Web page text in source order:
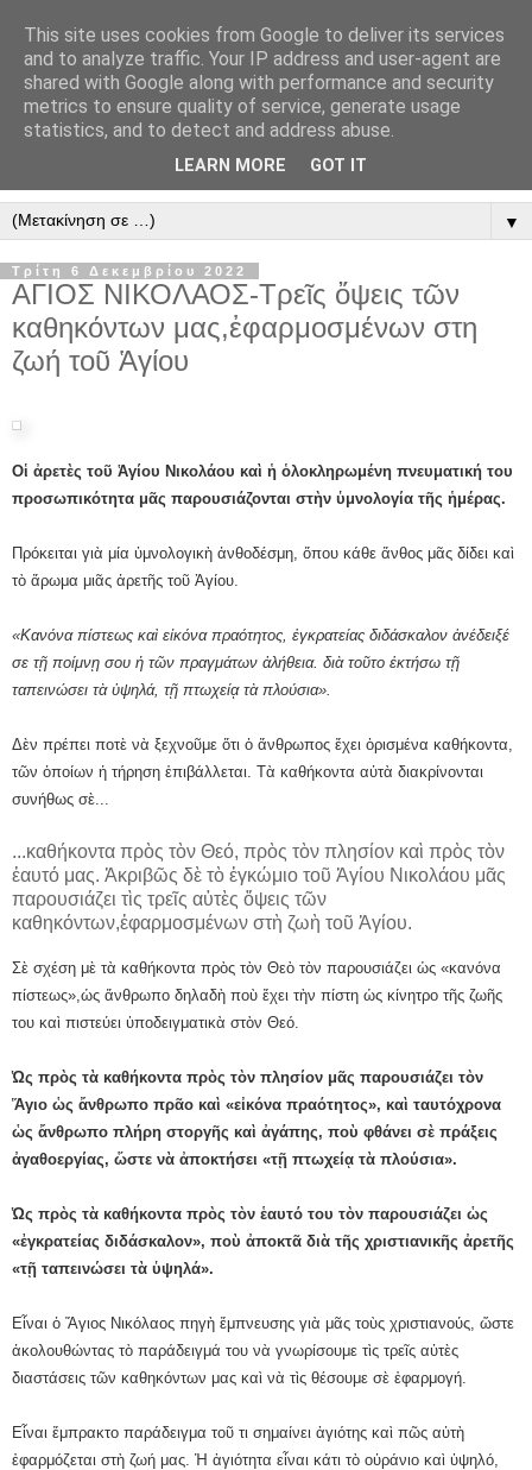
" Εξομολογεῖσθε τῶ Κυρίῳ
"
ὃτι ἀγαθός, ὃτι εἰς τόν αἰῶνα τό ἔλεος αὐτοῦ. Αλληλούϊα.
▼
Τρίτη 6 Δεκεμβρίου 2022
ΑΓΙΟΣ ΝΙΚΟΛΑΟΣ-Τρεῖς ὄψεις τῶν
καθηκόντων μας,ἐφαρμοσμένων στη
ζωή τοῦ Ἁγίου
Οἱ ἀρετὲς τοῦ Ἁγίου Νικολάου καὶ ἡ ὁλοκληρωμένη πνευματική του
προσωπικότητα μᾶς παρουσιάζονται στὴν ὑμνολογία τῆς ἡμέρας.
Πρόκειται γιὰ μία ὑμνολογικὴ ἀνθοδέσμη, ὅπου κάθε ἄνθος μᾶς δίδει καὶ
τὸ ἄρωμα μιᾶς ἀρετῆς τοῦ Ἁγίου.
«Κανόνα πίστεως καὶ εἰκόνα πραότητος, ἐγκρατείας διδάσκαλον ἀνέδειξέ
σε τῇ ποίμνῃ σου ἡ τῶν πραγμάτων ἀλήθεια. διὰ τοῦτο ἐκτήσω τῇ
ταπεινώσει τὰ ὑψηλά, τῇ πτωχείᾳ τὰ πλούσια».
Δὲν πρέπει ποτὲ νὰ ξεχνοῦμε ὅτι ὁ ἄνθρωπος ἔχει ὁρισμένα καθήκοντα,
τῶν ὁποίων ἡ τήρηση ἐπιβάλλεται. Τὰ καθήκοντα αὐτὰ διακρίνονται
συνήθως σὲ...
...καθήκοντα πρὸς τὸν Θεό, πρὸς τὸν πλησίον καὶ πρὸς τὸν
ἑαυτό μας. Ἀκριβῶς δὲ τὸ ἐγκώμιο τοῦ Ἁγίου Νικολάου μᾶς
παρουσιάζει τὶς τρεῖς αὐτὲς ὄψεις τῶν
καθηκόντων,ἐφαρμοσμένων στὴ ζωὴ τοῦ Ἁγίου.
Σὲ σχέση μὲ τὰ καθήκοντα πρὸς τὸν Θεὸ τὸν παρουσιάζει ὡς «κανόνα
πίστεως»,ὡς ἄνθρωπο δηλαδὴ ποὺ ἔχει τὴν πίστη ὡς κίνητρο τῆς ζωῆς
του καὶ πιστεύει ὑποδειγματικὰ στὸν Θεό.
Ὡς πρὸς τὰ καθήκοντα πρὸς τὸν πλησίον μᾶς παρουσιάζει τὸν
Ἅγιο ὡς ἄνθρωπο πρᾶο καὶ «εἰκόνα πραότητος», καὶ ταυτόχρονα
ὡς ἄνθρωπο πλήρη στοργῆς καὶ ἀγάπης, ποὺ φθάνει σὲ πράξεις
ἀγαθοεργίας, ὥστε νὰ ἀποκτήσει «τῇ πτωχείᾳ τὰ πλούσια».
Ὡς πρὸς τὰ καθήκοντα πρὸς τὸν ἑαυτό του τὸν παρουσιάζει ὡς
«ἐγκρατείας διδάσκαλον», ποὺ ἀποκτᾶ διὰ τῆς χριστιανικῆς ἀρετῆς
«τῇ ταπεινώσει τὰ ὑψηλά».
Εἶναι ὁ Ἅγιος Νικόλαος πηγὴ ἔμπνευσης γιὰ μᾶς τοὺς χριστιανούς, ὥστε
ἀκολουθώντας τὸ παράδειγμά του νὰ γνωρίσουμε τὶς τρεῖς αὐτὲς
διαστάσεις τῶν καθηκόντων μας καὶ νὰ τὶς θέσουμε σὲ ἐφαρμογή.
Εἶναι ἔμπρακτο παράδειγμα τοῦ τι σημαίνει ἁγιότης καὶ πῶς αὐτὴ
ἐφαρμόζεται στὴ ζωή μας. Ἡ ἁγιότητα εἶναι κάτι τὸ οὐράνιο καὶ ὑψηλό,
This site uses cookies from Google to deliver its services
and to analyze traffic. Your IP address and user-agent are
shared with Google along with performance and security
metrics to ensure quality of service, generate usage
statistics, and to detect and address abuse.
LEARN MORE GOT IT